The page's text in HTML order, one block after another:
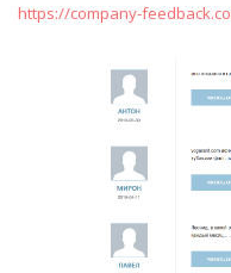
https://company-